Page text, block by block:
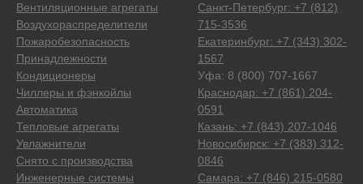
Вентиляционные агрегаты
Воздухораспределители
Пожаробезопасность
Принадлежности
Кондиционеры
Чиллеры и фэнкойлы
Автоматика
Тепловые агрегаты
Увлажнители
Снято с производства
Инженерные системы
Санкт-Петербург: +7 (812)
715-3536
Екатеринбург: +7 (343) 302-
1567
Уфа: 8 (800) 707-1667
Краснодар: +7 (861) 204-
0591
Казань: +7 (843) 207-1046
Новосибирск: +7 (383) 312-
0846
Самара: +7 (846) 215-0580